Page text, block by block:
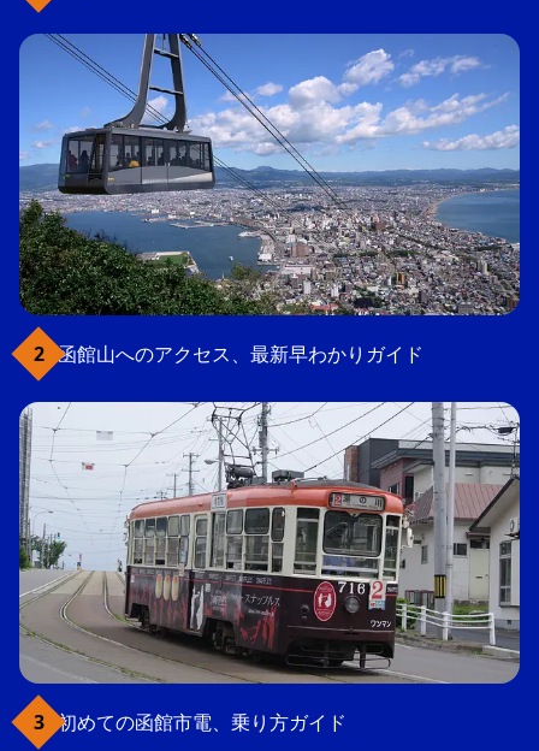
函館山へのアクセス、最新早わかりガイド
初めての函館市電、乗り方ガイド